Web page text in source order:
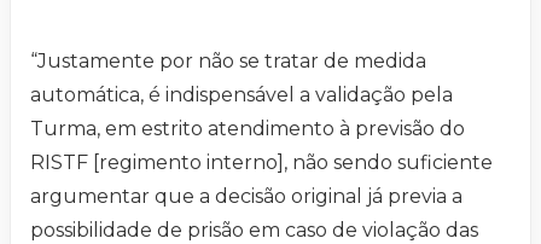
“Justamente por não se tratar de medida
automática, é indispensável a validação pela
Turma, em estrito atendimento à previsão do
RISTF [regimento interno], não sendo suficiente
argumentar que a decisão original já previa a
possibilidade de prisão em caso de violação das